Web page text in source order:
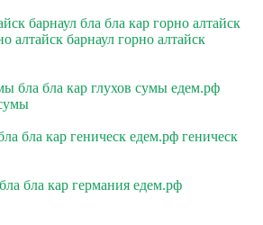
барнаул бла бла кар горно алтайск
алтайск барнаул горно алтайск
бла бла кар глухов сумы едем.рф
бла кар геническ едем.рф геническ
бла кар германия едем.рф